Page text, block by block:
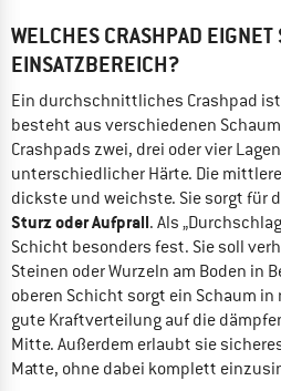
WELCHES CRASHPAD
EINSATZBEREICH?
Ein durchschnittliches Crashpad
besteht aus verschiedenen
Crashpads zwei, drei oder vier
unterschiedlicher Härte. Die
dickste und weichste. Sie sorgt für
Sturz oder Aufprall. Als
Schicht besonders fest. Sie soll
Steinen oder Wurzeln am Boden in
oberen Schicht sorgt ein Schaum
gute Kraftverteilung auf die
Mitte. Außerdem erlaubt sie
Matte, ohne dabei komplett